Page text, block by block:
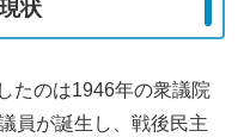
状
たのは1946年の衆議院
員が誕生し、戦後民主